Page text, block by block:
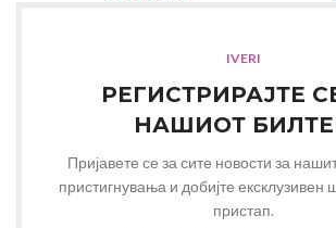
IVERI
РЕГИСТРИРАЈТЕ
НАШИОТ
Пријавете се за сите новости за
пристигнувања и добијте ексклузивен
пристап.